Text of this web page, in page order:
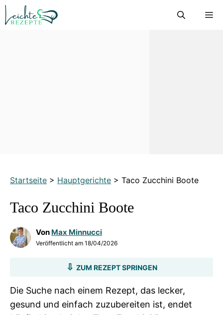
Zum
Inhalt
Startseite > Hauptgerichte > Taco Zucchini Boote
Taco Zucchini Boote
Von Max Minnucci
Veröffentlicht am 18/04/2026
ZUM REZEPT SPRINGEN
Die Suche nach einem Rezept, das lecker,
gesund und einfach zuzubereiten ist, endet